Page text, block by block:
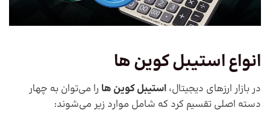
انواع استیبل کوین ها
در بازار ارزهای دیجیتال، استیبل کوین ها را می‌توان به چهار
دسته اصلی تقسیم کرد که شامل موارد زیر می‌شوند: